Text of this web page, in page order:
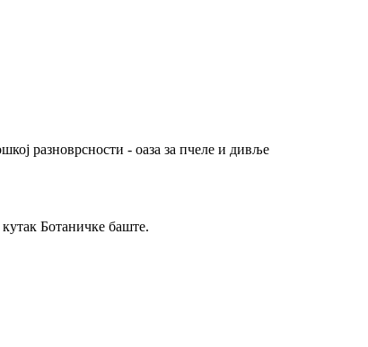
разноврсности - оаза за пчеле и дивље
Ботаничке баште.